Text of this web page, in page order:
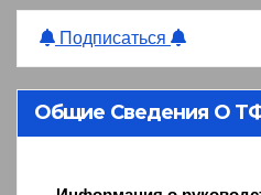
Подписаться
Общие Сведения О